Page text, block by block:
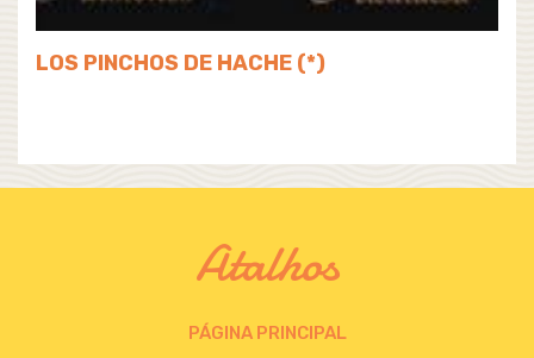
LOS PINCHOS DE HACHE (*)
Atalhos
PÁGINA PRINCIPAL